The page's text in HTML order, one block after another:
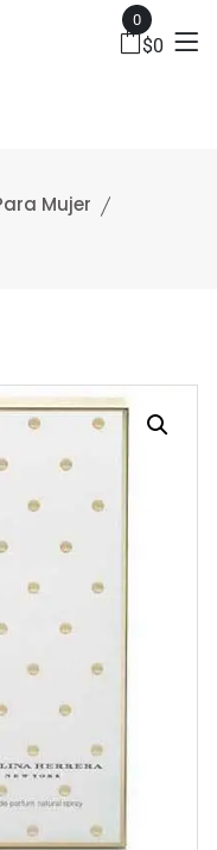
0
$0
Mujer